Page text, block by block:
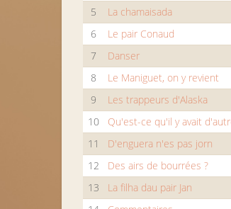
5
La chamaisada
6
Le pair Conaud
7
Danser
8
Le Maniguet, on y revient
9
Les trappeurs d'Alaska
10
Qu'est-ce qu'il y avait
11
D'enguera n'es pas jorn
12
Des airs de bourrées ?
13
La filha dau pair Jan